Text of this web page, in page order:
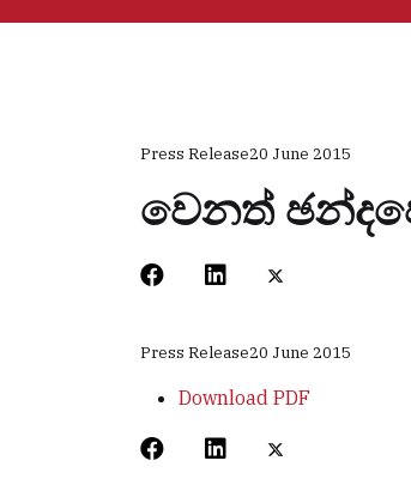
Press Release20 June 2015
වෙනත්
Press Release20 June 2015
Download PDF